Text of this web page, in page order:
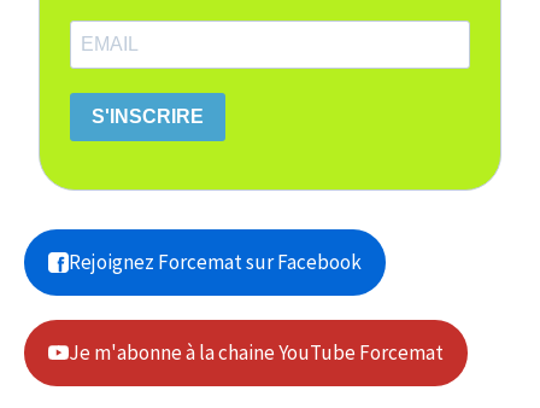
S'INSCRIRE
Rejoignez Forcemat sur Facebook
Je m'abonne à la chaine YouTube Forcemat